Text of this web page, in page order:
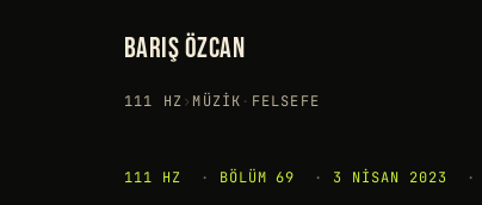
BARIŞ ÖZCAN
111 HZ› MÜZIK · FELSEFE
111 HZ · BÖLÜM 69 · 3 NISAN 2023 ·